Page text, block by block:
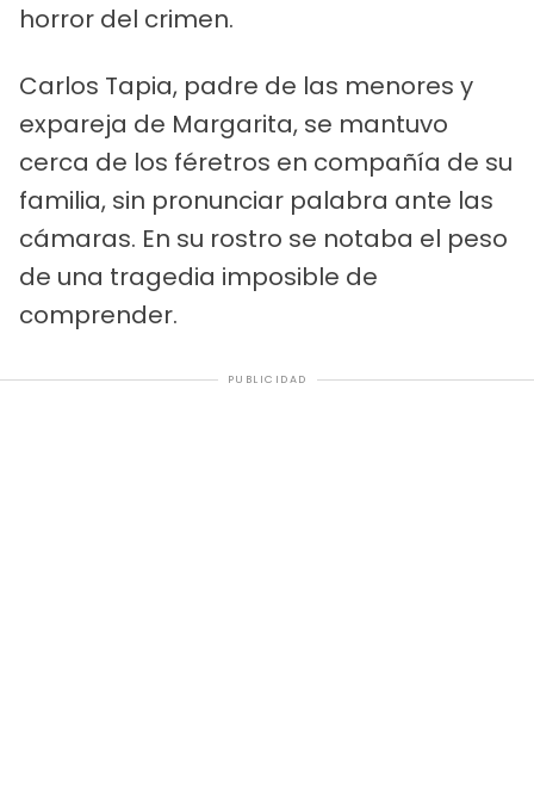
horror del crimen.
Carlos Tapia, padre de las menores y
expareja de Margarita, se mantuvo
cerca de los féretros en compañía de su
familia, sin pronunciar palabra ante las
cámaras. En su rostro se notaba el peso
de una tragedia imposible de
comprender.
PUBLICIDAD